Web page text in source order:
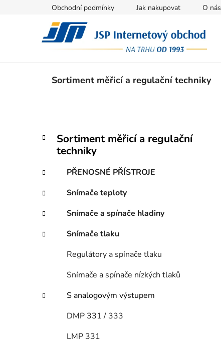
Obchodní podmínky Jak nakupovat O nás
Sortiment měřicí a regulační techniky
P
t
a
n
í
e
l
Přeskočit
kategorie
K
a
g
r
i
e
Sortiment měřicí a regulační
techniky
PŘENOSNÉ PŘÍSTROJE
Snímače teploty
Snímače a spínače hladiny
Snímače tlaku
Regulátory a spínače tlaku
Snímače a spínače nízkých tlaků
S analogovým výstupem
DMP 331 / 333
LMP 331